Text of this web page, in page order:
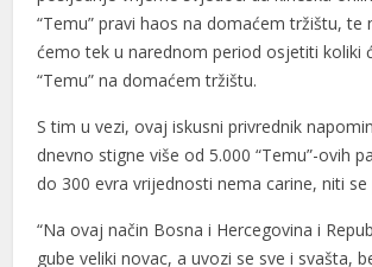
“Temu” pravi haos na domaćem tržištu, te
ćemo tek u narednom period osjetiti koliki
“Temu” na domaćem tržištu.
S tim u vezi, ovaj iskusni privrednik
dnevno stigne više od 5.000 “Temu”-ovih
do 300 evra vrijednosti nema carine, niti se
“Na ovaj način Bosna i Hercegovina i
gube veliki novac, a uvozi se sve i svašta,